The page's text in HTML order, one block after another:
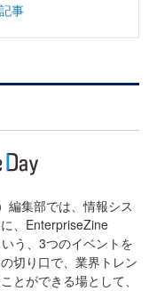
事
編集部では、情報シス
、EnterpriseZine
う、3つのイベントを
切り口で、業界トレン
とができる場として、